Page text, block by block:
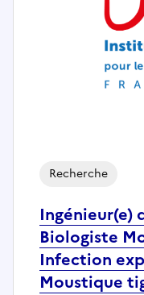
Ingénieur(e)
Biologiste
Infection
Moustique
Recherche